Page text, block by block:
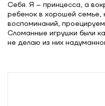
Себя. Я – принцесса, а
ребенок в хорошей семье,
воспоминаний,
Сломанные игрушки были
не делаю из них